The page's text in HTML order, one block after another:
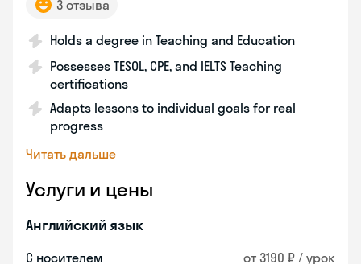
3 отзыва
Holds a degree in Teaching and Education
Possesses TESOL, CPE, and IELTS Teaching
certifications
Adapts lessons to individual goals for real
progress
Читать дальше
Услуги и цены
Английский язык
С носителем от 3190 ₽ / урок